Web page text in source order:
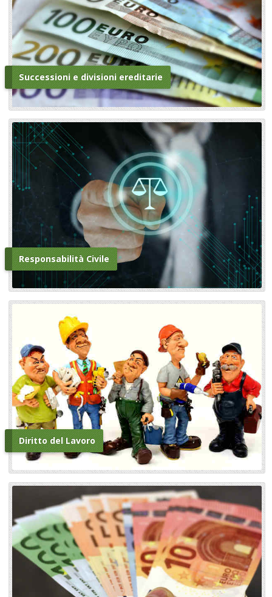
Successioni e divisioni ereditarie
Responsabilità Civile
Diritto del Lavoro